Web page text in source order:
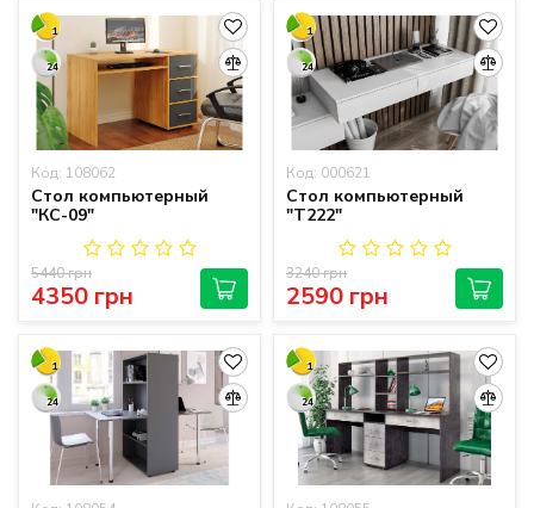
1
24
Код: 108062
Стол компьютерный
"КС-09"
4350 грн
5440 грн
1
24
Код: 000621
Стол компьютерный
"Т222"
2590 грн
3240 грн
1
24
1
24